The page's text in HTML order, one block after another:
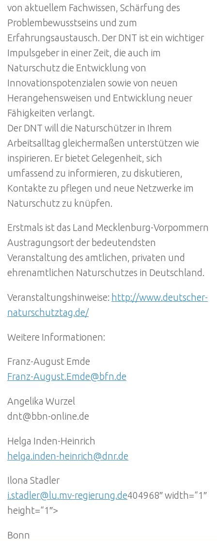
von aktuellem Fachwissen, Schärfung des
Problembewusstseins und zum
Erfahrungsaustausch. Der DNT ist ein wichtiger
Impulsgeber in einer Zeit, die auch im
Naturschutz die Entwicklung von
Innovationspotenzialen sowie von neuen
Herangehensweisen und Entwicklung neuer
Fähigkeiten verlangt.
Der DNT will die Naturschützer in Ihrem
Arbeitsalltag gleichermaßen unterstützen wie
inspirieren. Er bietet Gelegenheit, sich
umfassend zu informieren, zu diskutieren,
Kontakte zu pflegen und neue Netzwerke im
Naturschutz zu knüpfen.
Erstmals ist das Land Mecklenburg-Vorpommern
Austragungsort der bedeutendsten
Veranstaltung des amtlichen, privaten und
ehrenamtlichen Naturschutzes in Deutschland.
Veranstaltungshinweise: http://www.deutscher-
naturschutztag.de/
Weitere Informationen:
Franz-August Emde
Franz-August.Emde@bfn.de
Angelika Wurzel
dnt@bbn-online.de
Helga Inden-Heinrich
helga.inden-heinrich@dnr.de
Ilona Stadler
i.stadler@lu.mv-regierung.de404968″ width=“1″
height=“1″>
Bonn